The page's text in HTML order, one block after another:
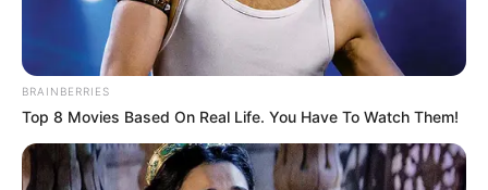
BRAINBERRIES
Top 8 Movies Based On Real Life. You Have To Watch Them!